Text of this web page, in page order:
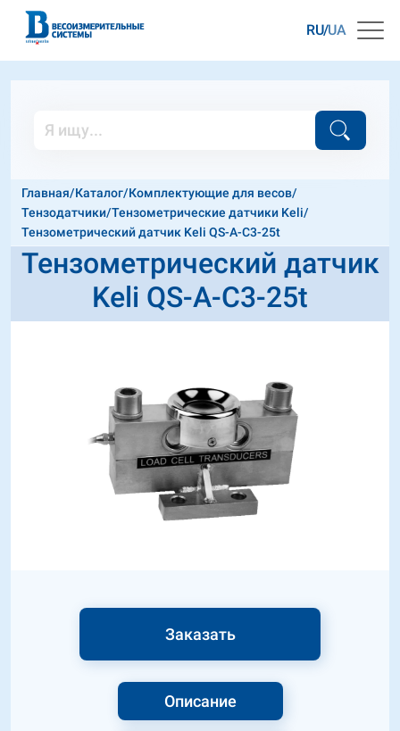
RU UA
Главная/Каталог/Комплектующие для весов/
Тензодатчики/Тензометрические датчики Keli/
Тензометрический датчик Keli QS-A-C3-25t
Тензометрический датчик
Keli QS-A-C3-25t
Описание
Заказать